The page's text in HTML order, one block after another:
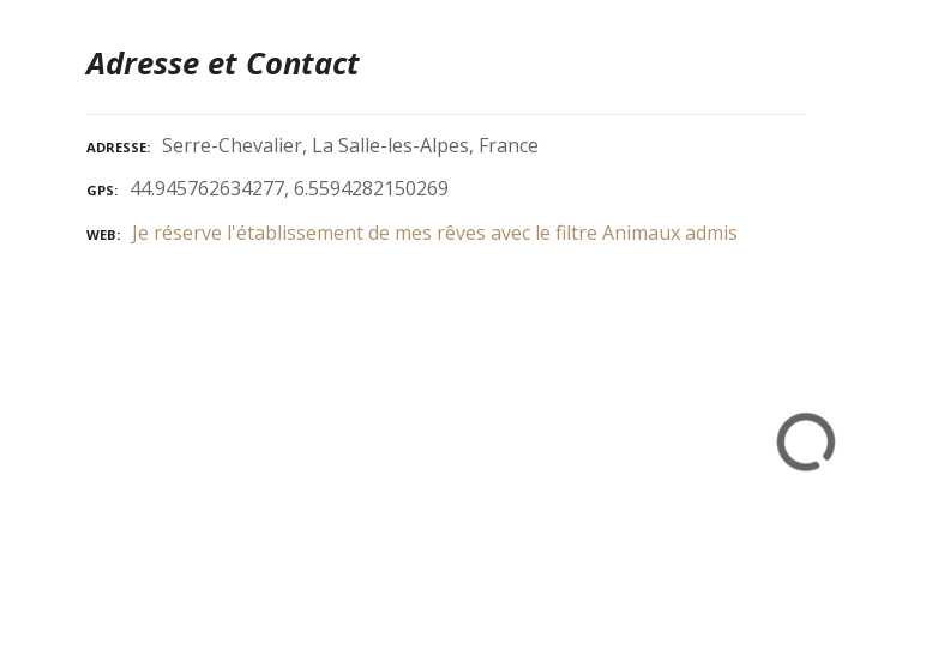
Adresse et Contact
ADRESSE Serre-Chevalier, La Salle-les-Alpes, France
GPS 44.945762634277, 6.5594282150269
WEB Je réserve l'établissement de mes rêves avec le filtre Animaux admis